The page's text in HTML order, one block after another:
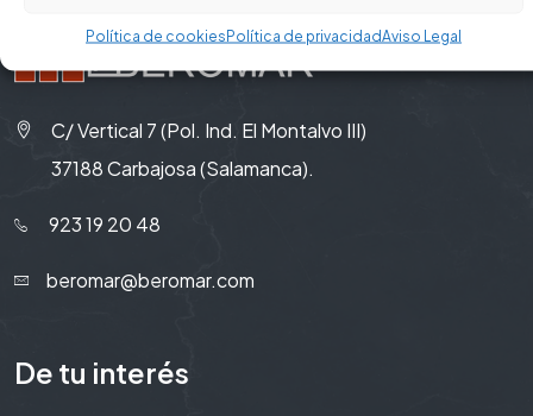
Política de cookiesPolítica de privacidadAviso Legal
C/ Vertical 7 (Pol. Ind. El Montalvo III)
37188 Carbajosa (Salamanca).
923 19 20 48
beromar@beromar.com
De tu interés